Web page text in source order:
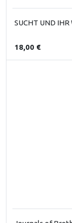
SUCHT UND
18,00 €